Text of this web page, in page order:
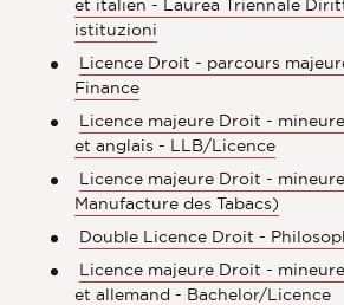
et italien - Laurea Triennale
istituzioni
Licence Droit - parcours
Finance
Licence majeure Droit -
et anglais - LLB/Licence
Licence majeure Droit -
Manufacture des Tabacs)
Double Licence Droit -
Licence majeure Droit -
et allemand - Bachelor/Licence